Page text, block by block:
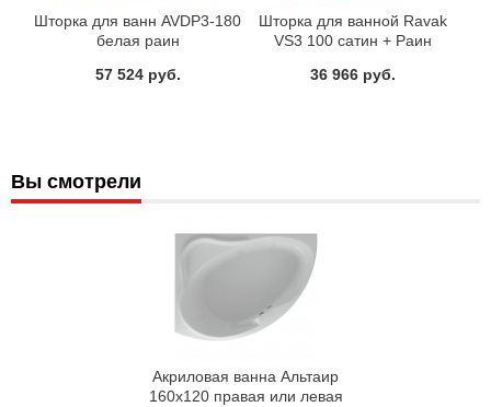
Шторка для ванн AVDP3-180
белая раин
57 524 руб.
Шторка для ванной Ravak
VS3 100 сатин + Раин
36 966 руб.
Вы смотрели
Акриловая ванна Альтаир
160х120 правая или левая